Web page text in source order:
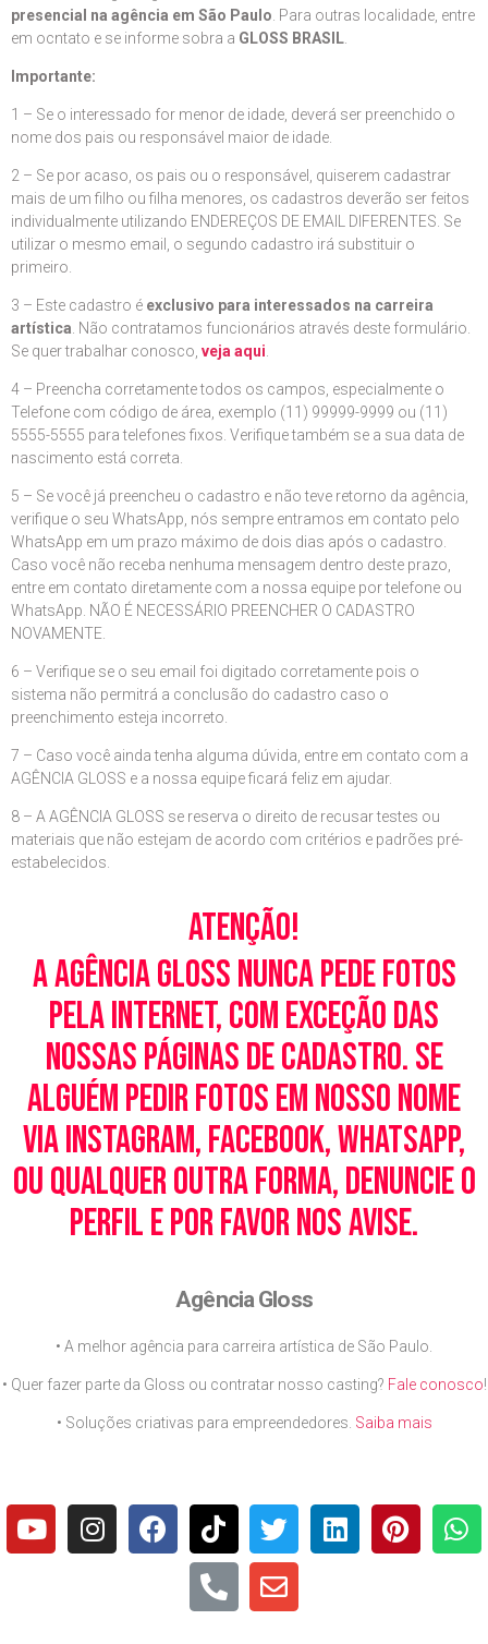
presencial na agência em São Paulo . Para outras localidade, entre
em ocntato e se informe sobra a GLOSS BRASIL
Importante:
1 – Se o interessado for menor de idade, deverá ser preenchido o
nome dos pais ou responsável maior de idade.
2 – Se por acaso, os pais ou o responsável, quiserem cadastrar
mais de um filho ou filha menores, os cadastros deverão ser feitos
individualmente utilizando ENDEREÇOS DE EMAIL DIFERENTES. Se
utilizar o mesmo email, o segundo cadastro irá substituir o
primeiro.
3 – Este cadastro é exclusivo para interessados na carreira
artística . Não contratamos funcionários através deste formulário.
Se quer trabalhar conosco, veja aqui
4 – Preencha corretamente todos os campos, especialmente o
Telefone com código de área, exemplo (11) 99999-9999 ou (11)
5555-5555 para telefones fixos. Verifique também se a sua data de
nascimento está correta.
5 – Se você já preencheu o cadastro e não teve retorno da agência,
verifique o seu WhatsApp, nós sempre entramos em contato pelo
WhatsApp em um prazo máximo de dois dias após o cadastro.
Caso você não receba nenhuma mensagem dentro deste prazo,
entre em contato diretamente com a nossa equipe por telefone ou
WhatsApp. NÃO É NECESSÁRIO PREENCHER O CADASTRO
NOVAMENTE.
6 – Verifique se o seu email foi digitado corretamente pois o
sistema não permitrá a conclusão do cadastro caso o
preenchimento esteja incorreto.
7 – Caso você ainda tenha alguma dúvida, entre em contato com a
AGÊNCIA GLOSS e a nossa equipe ficará feliz em ajudar.
8 – A AGÊNCIA GLOSS se reserva o direito de recusar testes ou
materiais que não estejam de acordo com critérios e padrões pré-
estabelecidos.
Atenção!
A Agência Gloss nunca pede fotos
pela Internet, com exceção das
nossas páginas de cadastro. Se
alguém pedir fotos em nosso nome
via Instagram, Facebook, WhatsApp,
ou qualquer outra forma, denuncie o
perfil e por favor nos avise.
Agência Gloss
• A melhor agência para carreira artística de São Paulo.
• Quer fazer parte da Gloss ou contratar nosso casting? Fale conosco!
• Soluções criativas para empreendedores. Saiba mais